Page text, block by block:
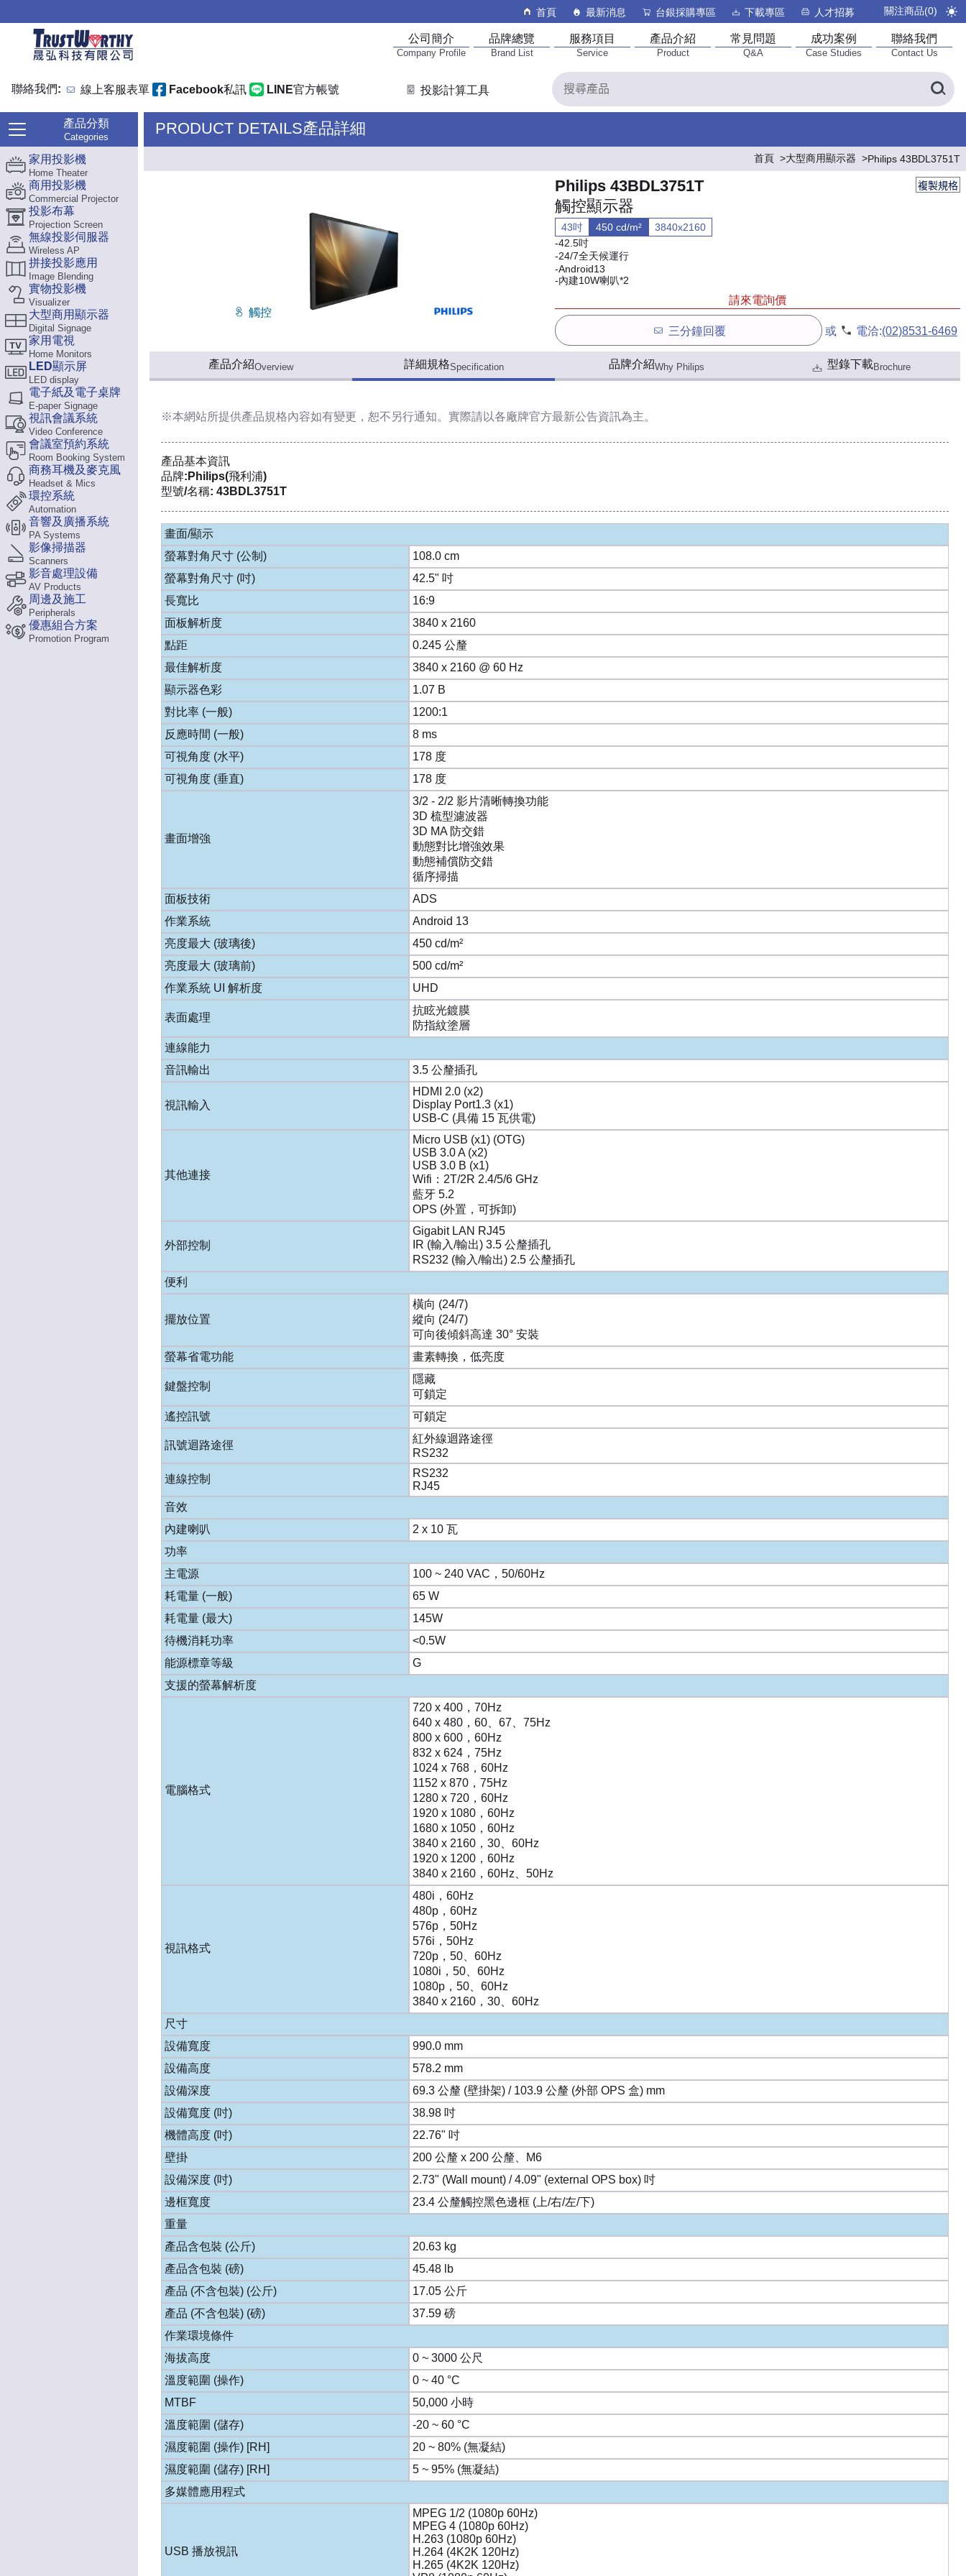
首頁 最新消息 台銀採購專區 下載專區 人才招募 關注商品(0)
公司簡介
Company Profile
品牌總覽
Brand List
服務項目
Service
產品介紹
Product
常見問題
Q&A
成功案例
Case Studies
聯絡我們
Contact Us
聯絡我們: 線上客服表單 Facebook私訊 LINE官方帳號 投影計算工具
產品分類
Categories
家用投影機
Home Theater
商用投影機
Commercial Projector
投影布幕
Projection Screen
無線投影伺服器
Wireless AP
拼接投影應用
Image Blending
實物投影機
Visualizer
大型商用顯示器
Digital Signage
家用電視
Home Monitors
LED顯示屏
LED display
電子紙及電子桌牌
E-paper Signage
視訊會議系統
Video Conference
會議室預約系統
Room Booking System
商務耳機及麥克風
Headset & Mics
環控系統
Automation
音響及廣播系統
PA Systems
影像掃描器
Scanners
影音處理設備
AV Products
周邊及施工
Peripherals
優惠組合方案
Promotion Program
PRODUCT DETAILS產品詳細
首頁 大型商用顯示器 Philips 43BDL3751T
複製規格
觸控
Philips 43BDL3751T
觸控顯示器
43吋 450 cd/m²
3840x2160
-42.5吋
-24/7全天候運行
-Android13
-內建10W喇叭*2
請來電詢價
三分鐘回覆 或 電洽:(02)8531-6469
產品介紹Overview 詳細規格Specification 品牌介紹Why Philips 型錄下載Brochure
※本網站所提供產品規格內容如有變更，恕不另行通知。實際請以各廠牌官方最新公告資訊為主。
產品基本資訊
品牌:Philips(飛利浦)
型號/名稱: 43BDL3751T
畫面/顯示
螢幕對角尺寸 (公制)
108.0 cm
螢幕對角尺寸 (吋)
42.5" 吋
長寬比
16:9
面板解析度
3840 x 2160
點距
0.245 公釐
最佳解析度
3840 x 2160 @ 60 Hz
顯示器色彩
1.07 B
對比率 (一般)
1200:1
反應時間 (一般)
8 ms
可視角度 (水平)
178 度
可視角度 (垂直)
178 度
畫面增強
3/2 - 2/2 影片清晰轉換功能
3D 梳型濾波器
3D MA 防交錯
動態對比增強效果
動態補償防交錯
循序掃描
面板技術
ADS
作業系統
Android 13
亮度最大 (玻璃後)
450 cd/m²
亮度最大 (玻璃前)
500 cd/m²
作業系統 UI 解析度
UHD
表面處理
抗眩光鍍膜
防指紋塗層
連線能力
音訊輸出
3.5 公釐插孔
視訊輸入
HDMI 2.0 (x2)
Display Port1.3 (x1)
USB-C (具備 15 瓦供電)
其他連接
Micro USB (x1) (OTG)
USB 3.0 A (x2)
USB 3.0 B (x1)
Wifi：2T/2R 2.4/5/6 GHz
藍牙 5.2
OPS (外置，可拆卸)
外部控制
Gigabit LAN RJ45
IR (輸入/輸出) 3.5 公釐插孔
RS232 (輸入/輸出) 2.5 公釐插孔
便利
擺放位置
橫向 (24/7)
縱向 (24/7)
可向後傾斜高達 30° 安裝
螢幕省電功能
畫素轉換，低亮度
鍵盤控制
隱藏
可鎖定
遙控訊號
可鎖定
訊號迴路途徑
紅外線迴路途徑
RS232
連線控制
RS232
RJ45
音效
內建喇叭
2 x 10 瓦
功率
主電源
100 ~ 240 VAC，50/60Hz
耗電量 (一般)
65 W
耗電量 (最大)
145W
待機消耗功率
<0.5W
能源標章等級
G
支援的螢幕解析度
電腦格式
720 x 400，70Hz
640 x 480，60、67、75Hz
800 x 600，60Hz
832 x 624，75Hz
1024 x 768，60Hz
1152 x 870，75Hz
1280 x 720，60Hz
1920 x 1080，60Hz
1680 x 1050，60Hz
3840 x 2160，30、60Hz
1920 x 1200，60Hz
3840 x 2160，60Hz、50Hz
視訊格式
480i，60Hz
480p，60Hz
576p，50Hz
576i，50Hz
720p，50、60Hz
1080i，50、60Hz
1080p，50、60Hz
3840 x 2160，30、60Hz
尺寸
設備寬度
990.0 mm
設備高度
578.2 mm
設備深度
69.3 公釐 (壁掛架) / 103.9 公釐 (外部 OPS 盒) mm
設備寬度 (吋)
38.98 吋
機體高度 (吋)
22.76" 吋
壁掛
200 公釐 x 200 公釐、M6
設備深度 (吋)
2.73" (Wall mount) / 4.09" (external OPS box) 吋
邊框寬度
23.4 公釐觸控黑色邊框 (上/右/左/下)
重量
產品含包裝 (公斤)
20.63 kg
產品含包裝 (磅)
45.48 lb
產品 (不含包裝) (公斤)
17.05 公斤
產品 (不含包裝) (磅)
37.59 磅
作業環境條件
海拔高度
0 ~ 3000 公尺
溫度範圍 (操作)
0 ~ 40 °C
MTBF
50,000 小時
溫度範圍 (儲存)
-20 ~ 60 °C
濕度範圍 (操作) [RH]
20 ~ 80% (無凝結)
濕度範圍 (儲存) [RH]
5 ~ 95% (無凝結)
多媒體應用程式
USB 播放視訊
MPEG 1/2 (1080p 60Hz)
MPEG 4 (1080p 60Hz)
H.263 (1080p 60Hz)
H.264 (4K2K 120Hz)
H.265 (4K2K 120Hz)